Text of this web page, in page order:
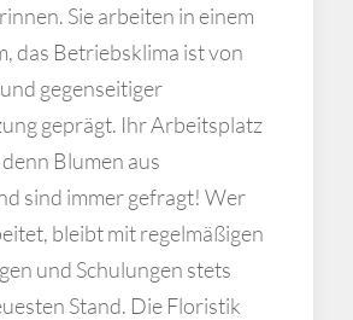
Sie arbeiten in einem
das Betriebsklima ist von
gegenseitiger
geprägt. Ihr Arbeitsplatz
Blumen aus
sind immer gefragt! Wer
bleibt mit regelmäßigen
und Schulungen stets
Stand. Die Floristik